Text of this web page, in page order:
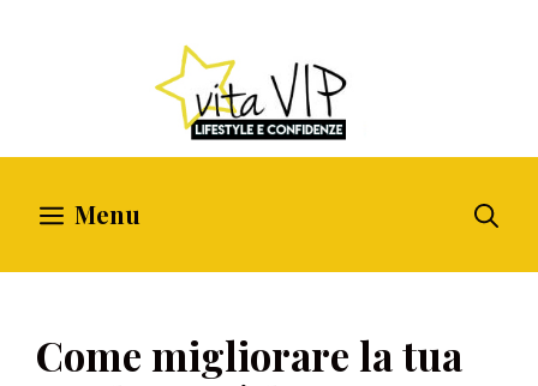
Menu
Come migliorare la tua